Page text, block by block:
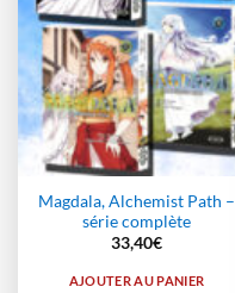
Magdala, Alchemist Path –
série complète
33,40€
AJOUTER AU PANIER